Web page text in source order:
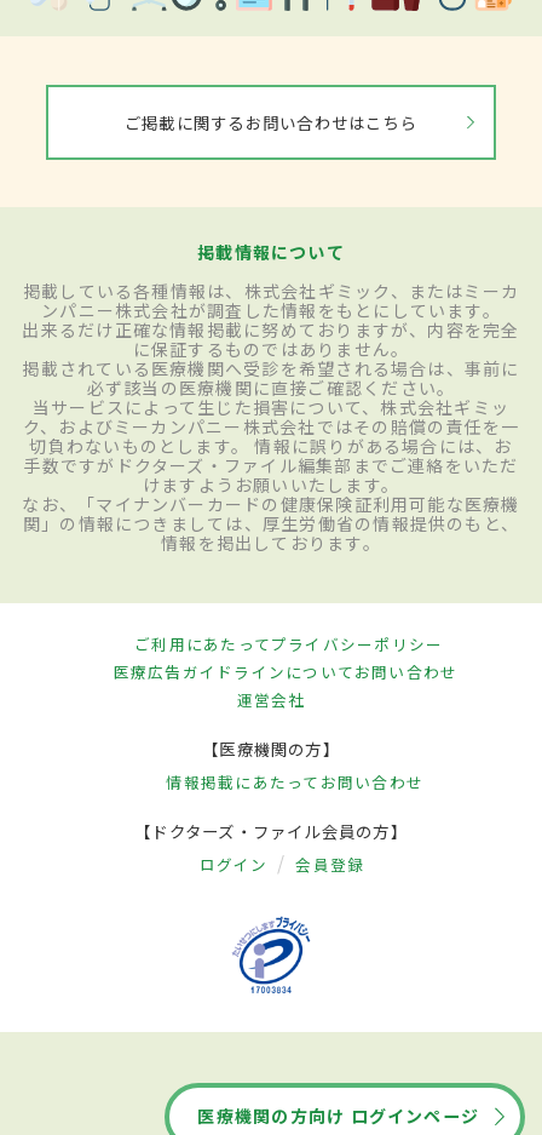
ご掲載に関するお問い合わせはこちら
掲載情報について
掲載している各種情報は、株式会社ギミック、またはミーカ
ンパニー株式会社が調査した情報をもとにしています。
出来るだけ正確な情報掲載に努めておりますが、内容を完全
に保証するものではありません。
掲載されている医療機関へ受診を希望される場合は、事前に
必ず該当の医療機関に直接ご確認ください。
当サービスによって生じた損害について、株式会社ギミッ
ク、およびミーカンパニー株式会社ではその賠償の責任を一
切負わないものとします。 情報に誤りがある場合には、お
手数ですがドクターズ・ファイル編集部までご連絡をいただ
けますようお願いいたします。
なお、「マイナンバーカードの健康保険証利用可能な医療機
関」の情報につきましては、厚生労働省の情報提供のもと、
情報を掲出しております。
ご利用にあたってプライバシーポリシー
医療広告ガイドラインについてお問い合わせ
運営会社
【医療機関の方】
情報掲載にあたって お問い合わせ
【ドクターズ・ファイル会員の方】
ログイン 会員登録
医療機関の方向け ログインページ